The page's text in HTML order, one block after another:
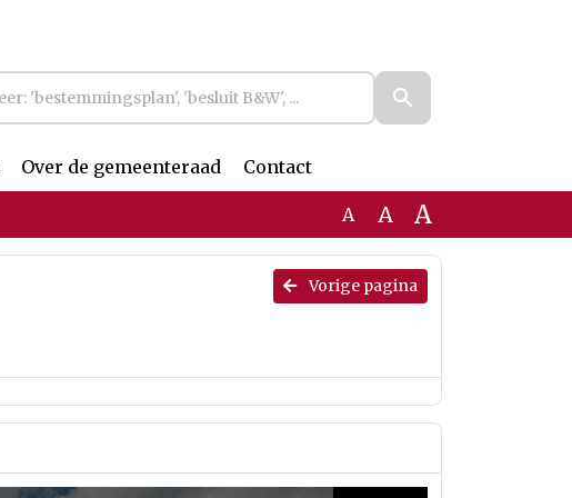
Over de gemeenteraad Contact
A A A
Vorige pagina